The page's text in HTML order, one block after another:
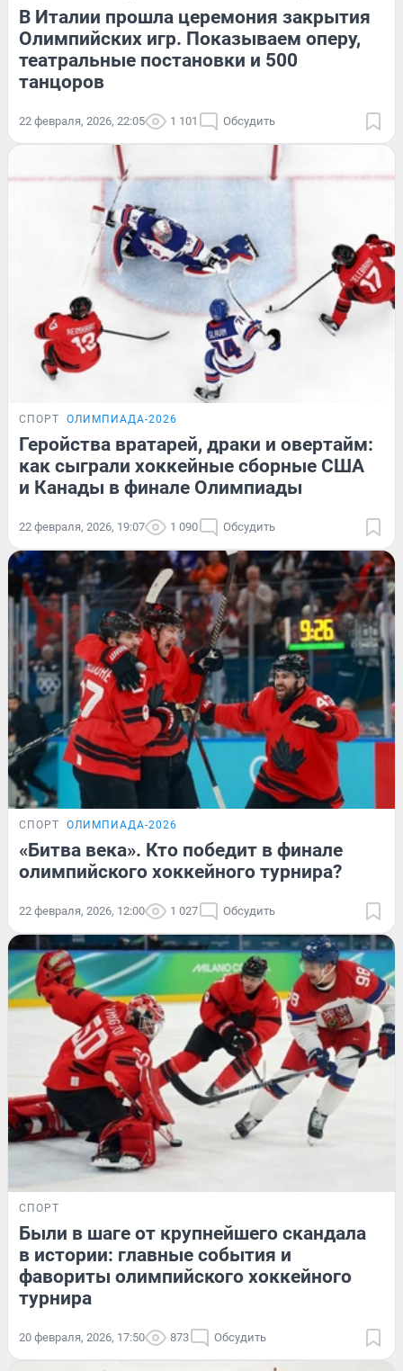
В Италии прошла церемония закрытия
Олимпийских игр. Показываем оперу,
театральные постановки и 500
танцоров
22 февраля, 2026, 22:05 1 101 Обсудить
СПОРТ ОЛИМПИАДА-2026
Геройства вратарей, драки и овертайм:
как сыграли хоккейные сборные США
и Канады в финале Олимпиады
22 февраля, 2026, 19:07 1 090 Обсудить
СПОРТ ОЛИМПИАДА-2026
«Битва века». Кто победит в финале
олимпийского хоккейного турнира?
22 февраля, 2026, 12:00 1 027 Обсудить
СПОРТ
Были в шаге от крупнейшего скандала
в истории: главные события и
фавориты олимпийского хоккейного
турнира
20 февраля, 2026, 17:50 873 Обсудить